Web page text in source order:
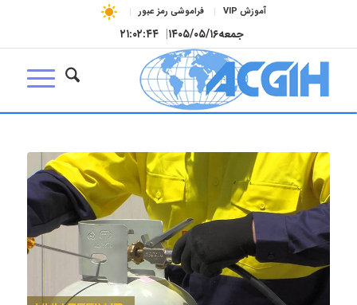
آموزش VIP فراموشی رمز عبور
جمعه۱۴۰۵/۰۵/۱۶| ۲۱:۰۲:۴۴